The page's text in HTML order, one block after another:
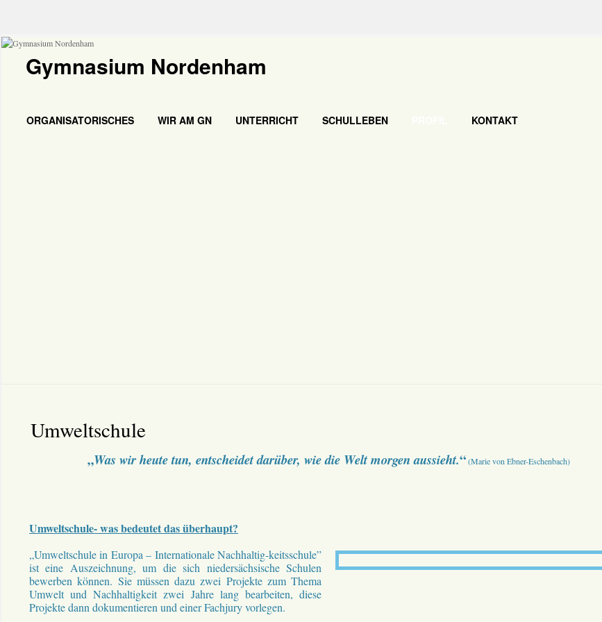
Gymnasium Nordenham
ORGANISATORISCHES WIR AM GN UNTERRICHT SCHULLEBEN KONTAKT
Umweltschule
„Was wir heute tun, entscheidet darüber, wie die Welt morgen aussieht.“(Marie von Ebner-Eschenbach)
Umweltschule- was bedeutet das überhaupt?
„Umweltschule in Europa – Internationale Nachhaltig-keitsschule”
ist eine Auszeichnung, um die sich niedersächsische Schulen
bewerben können. Sie müssen dazu zwei Projekte zum Thema
Umwelt und Nachhaltigkeit zwei Jahre lang bearbeiten, diese
Projekte dann dokumentieren und einer Fachjury vorlegen.